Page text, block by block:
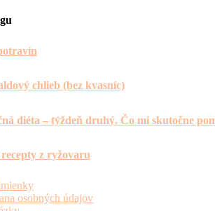
chlieb (bez kvasníc)
diéta – týždeň druhý. Čo mi skutočne
z ryžovaru
osobných údajov